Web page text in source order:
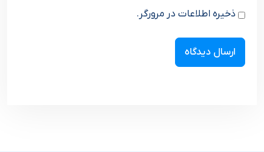
ذخیره اطلاعات در مرورگر.